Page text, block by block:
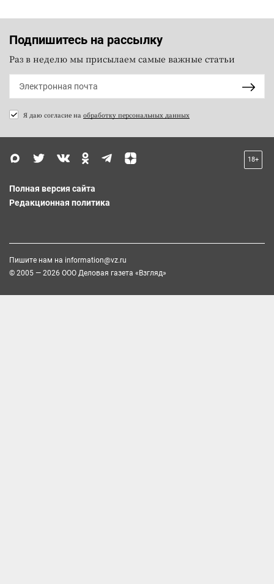
Подпишитесь на рассылку
Раз в неделю мы присылаем самые важные статьи
Я даю согласие на обработку персональных данных
18+
Полная версия сайта
Редакционная политика
Пишите нам на information@vz.ru
© 2005 — 2026 ООО Деловая газета «Взгляд»